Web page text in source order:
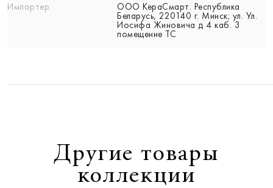
Импортер
ООО КераСмарт. Республика
Беларусь, 220140 г. Минск; ул. Ул.
Иосифа Жиновича д 4 каб. 3
помещение ТС
Другие товары
коллекции